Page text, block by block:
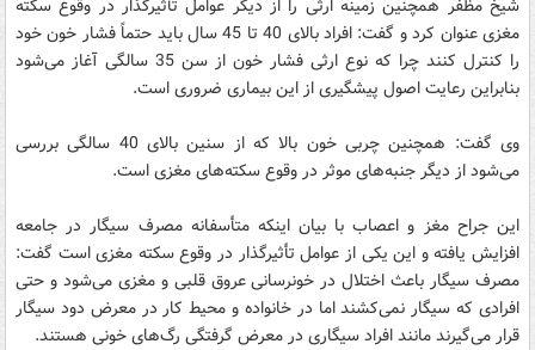
شیخ مظفر همچنین زمینه ارثی را از دیگر عوامل تأثیر‌گذار در وقوع سکته
مغزی عنوان کرد و گفت: افراد بالای 40 تا 45 سال باید حتماً فشار خون خود
را کنترل کنند چرا که نوع ارثی فشار خون از سن 35 سالگی آغاز می‌شود
بنابراین رعایت اصول پیشگیری از این بیماری ضروری است.
وی گفت: همچنین چربی خون بالا که از سنین بالای 40 سالگی بررسی
می‌شود از دیگر جنبه‌های موثر در وقوع سکته‌های مغزی است.
این جراح مغز و اعصاب با بیان اینکه متأسفانه مصرف سیگار در جامعه
افزایش یافته و این یکی از عوامل تأثیر‌گذار در وقوع سکته مغزی است گفت:
مصرف سیگار باعث اختلال در خونرسانی عروق قلبی و مغزی می‌شود و حتی
افرادی که سیگار نمی‌کشند اما در خانواده و محیط کار در معرض دود سیگار
قرار می‌گیرند مانند افراد سیگاری در معرض گرفتگی رگ‌های خونی هستند.